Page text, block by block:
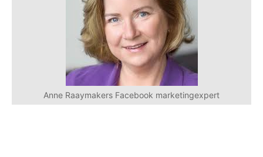
Anne Raaymakers Facebook marketingexpert